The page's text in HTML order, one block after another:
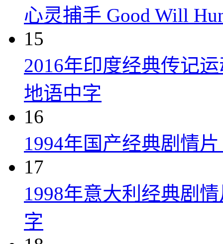
心灵捕手 Good Will
15
2016年印度经典传记
地语中字
16
1994年国产经典剧情
17
1998年意大利经典剧
字